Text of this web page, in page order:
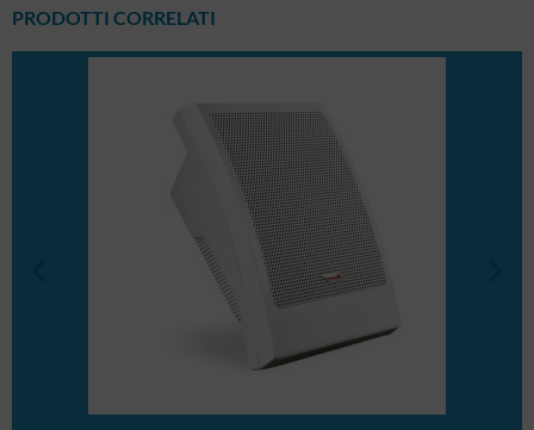
PRODOTTI CORRELATI